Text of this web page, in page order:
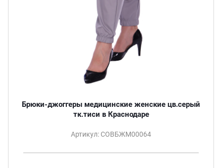
Брюки-джоггеры медицинские женские цв.серый
тк.тиси в Краснодаре
Артикул: СОВБЖМ00064